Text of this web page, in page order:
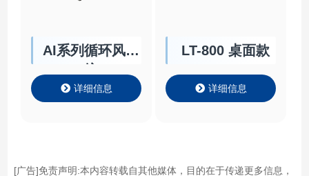
详细信息 详细信息
容(包括内容中涉及的第三方主体、产品推荐，以及AI自主创作的